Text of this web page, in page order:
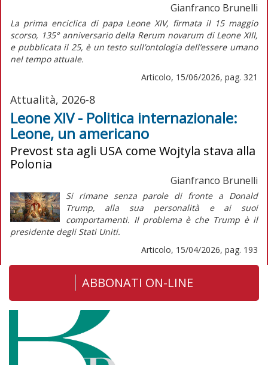
Gianfranco Brunelli
La prima enciclica di papa Leone XIV, firmata il 15 maggio
scorso, 135° anniversario della Rerum novarumdi Leone XIII,
e pubblicata il 25, è un testo sull’ontologia dell’essere umano
nel tempo attuale.
Articolo, 15/06/2026, pag. 321
Attualità, 2026-8
Leone XIV - Politica internazionale:
Leone, un americano
Prevost sta agli USA come Wojtyla stava alla
Polonia
Gianfranco Brunelli
Si rimane senza parole di fronte a Donald
Trump, alla sua personalità e ai suoi
comportamenti. Il problema è che Trump è il
presidente degli Stati Uniti.
Articolo, 15/04/2026, pag. 193
ABBONATI ON-LINE